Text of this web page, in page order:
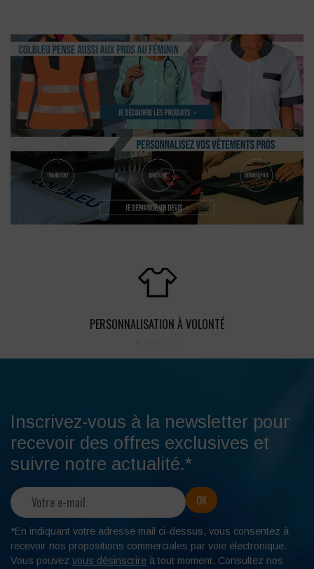
PERSONNALISATION À VOLONTÉ
Inscrivez-vous à la newsletter pour
recevoir des offres exclusives et
suivre notre actualité.*
*En indiquant votre adresse mail ci-dessus, vous consentez à
recevoir nos propositions commerciales par voie électronique.
Vous pouvez vous désinscrire à tout moment. Consultez nos